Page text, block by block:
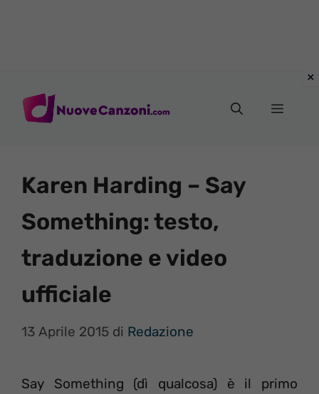
Menu
Karen Harding – Say
Something: testo,
traduzione e video
ufficiale
13 Aprile 2015 di Redazione
Say Something (dì qualcosa) è il primo